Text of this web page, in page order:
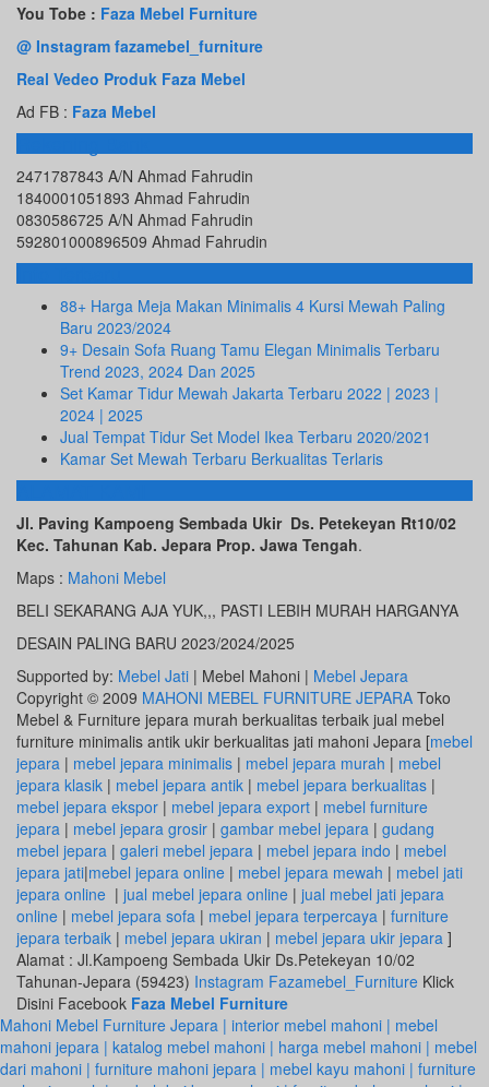
You Tobe : Faza Mebel Furniture
@ Instagram fazamebel_furniture
Real Vedeo Produk Faza Mebel
Ad FB : Faza Mebel
Rekening Bank
2471787843 A/N Ahmad Fahrudin
1840001051893 Ahmad Fahrudin
0830586725 A/N Ahmad Fahrudin
592801000896509 Ahmad Fahrudin
Info Terbaru
88+ Harga Meja Makan Minimalis 4 Kursi Mewah Paling
Baru 2023/2024
9+ Desain Sofa Ruang Tamu Elegan Minimalis Terbaru
Trend 2023, 2024 Dan 2025
Set Kamar Tidur Mewah Jakarta Terbaru 2022 | 2023 |
2024 | 2025
Jual Tempat Tidur Set Model Ikea Terbaru 2020/2021
Kamar Set Mewah Terbaru Berkualitas Terlaris
ALAMAT KAMI
Jl. Paving Kampoeng Sembada Ukir Ds. Petekeyan Rt10/02
Kec. Tahunan Kab. Jepara Prop. Jawa Tengah.
Maps : Mahoni Mebel
BELI SEKARANG AJA YUK,,, PASTI LEBIH MURAH HARGANYA
DESAIN PALING BARU 2023/2024/2025
Supported by: Mebel Jati | Mebel Mahoni | Mebel Jepara
Copyright © 2009 MAHONI MEBEL FURNITURE JEPARA Toko
Mebel & Furniture jepara murah berkualitas terbaik jual mebel
furniture minimalis antik ukir berkualitas jati mahoni Jepara [mebel
jepara | mebel jepara minimalis | mebel jepara murah | mebel
jepara klasik | mebel jepara antik | mebel jepara berkualitas |
mebel jepara ekspor | mebel jepara export | mebel furniture
jepara | mebel jepara grosir | gambar mebel jepara | gudang
mebel jepara | galeri mebel jepara | mebel jepara indo | mebel
jepara jati|mebel jepara online | mebel jepara mewah | mebel jati
jepara online | jual mebel jepara online | jual mebel jati jepara
online | mebel jepara sofa | mebel jepara terpercaya | furniture
jepara terbaik | mebel jepara ukiran | mebel jepara ukir jepara ]
Alamat : Jl.Kampoeng Sembada Ukir Ds.Petekeyan 10/02
Tahunan-Jepara (59423) Instagram Fazamebel_Furniture Klick
Disini Facebook Faza Mebel Furniture
Mahoni Mebel Furniture Jepara | interior mebel mahoni | mebel
mahoni jepara | katalog mebel mahoni | harga mebel mahoni | mebel
dari mahoni | furniture mahoni jepara | mebel kayu mahoni | furniture